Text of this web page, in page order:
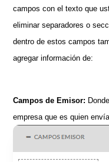
campos con el texto que
eliminar separadores o
dentro de estos campos
agregar información de:
Campos de Emisor:
empresa que es quien